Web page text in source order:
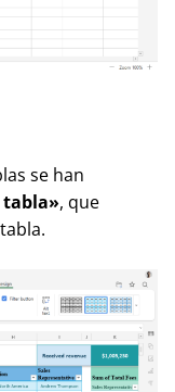
se han
tabla», que